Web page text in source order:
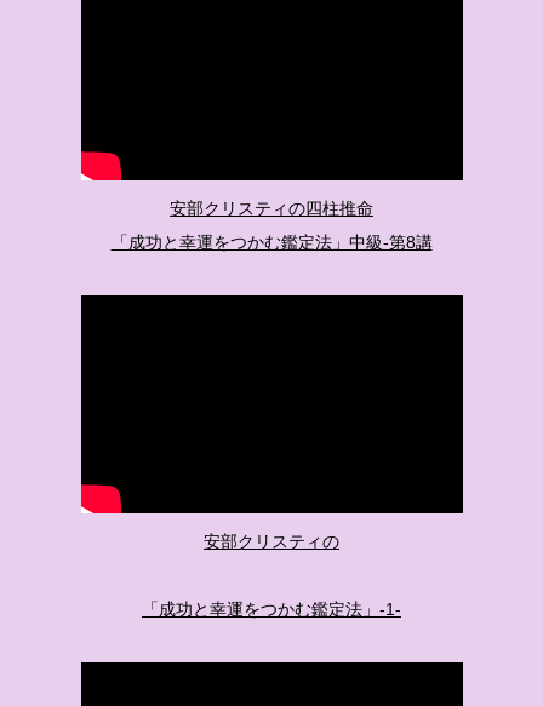
安部クリスティの四柱推命
「成功と幸運をつかむ鑑定法」中級-第8講
安部クリスティの
「成功と幸運をつかむ鑑定法」-1-